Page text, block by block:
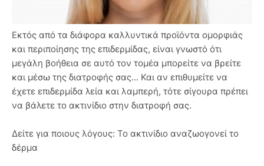
Εκτός από τα διάφορα καλλυντικά προϊόντα ομορφιάς
και περιποίησης της επιδερμίδας, είναι γνωστό ότι
μεγάλη βοήθεια σε αυτό τον τομέα μπορείτε να βρείτε
και μέσω της διατροφής σας... Και αν επιθυμείτε να
έχετε επιδερμίδα λεία και λαμπερή, τότε σίγουρα πρέπει
να βάλετε το ακτινίδιο στην διατροφή σας.
Δείτε για ποιους λόγους: Το ακτινίδιο αναζωογονεί το
δέρμα